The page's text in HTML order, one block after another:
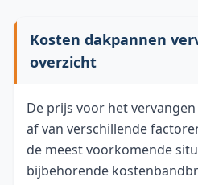
Kosten dakpannen
overzicht
De prijs voor het
af van verschillende
de meest voorkomende
bijbehorende